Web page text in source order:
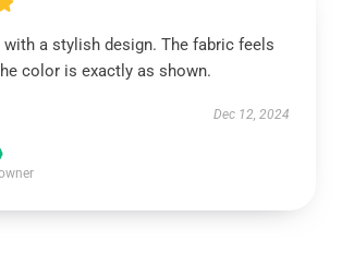
with a stylish design. The fabric feels
color is exactly as shown.
Dec 12, 2024